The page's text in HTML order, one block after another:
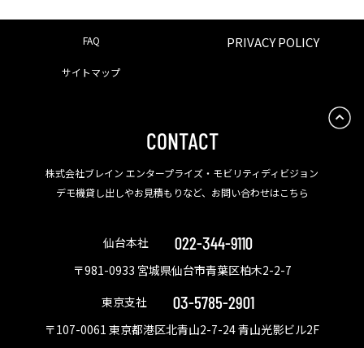
FAQ PRIVACY POLICY
サイトマップ
CONTACT
株式会社ブレイン エンタープライズ・モビリティディビジョン
デモ機貸し出しやお見積もりなど、お問い合わせはこちら
仙台本社 022-344-9110
〒981-0933 宮城県仙台市青葉区柏木2-2-7
東京支社
03-5785-2901
〒107-0061 東京都港区北青山2-7-24 青山光影ビル2F